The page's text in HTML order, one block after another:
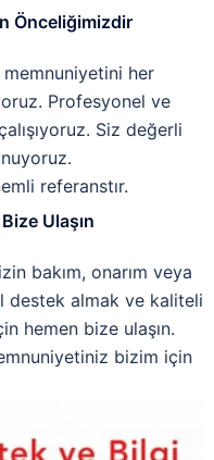
Önceliğimizdir
her
Profesyonel ve
Siz değerli
referanstır.
Ulaşın
bakım, onarım veya
destek almak ve kaliteli
hemen bize ulaşın.
bizim için